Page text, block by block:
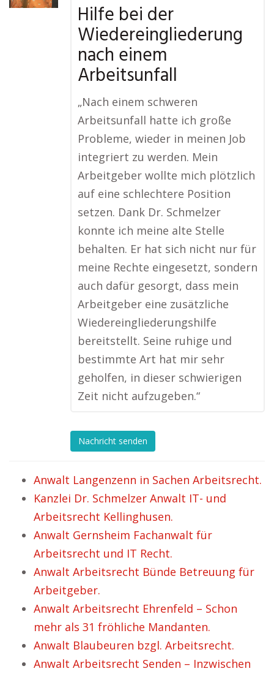
Hilfe bei der
Wiedereingliederung
nach einem
Arbeitsunfall
„Nach einem schweren
Arbeitsunfall hatte ich große
Probleme, wieder in meinen Job
integriert zu werden. Mein
Arbeitgeber wollte mich plötzlich
auf eine schlechtere Position
setzen. Dank Dr. Schmelzer
konnte ich meine alte Stelle
behalten. Er hat sich nicht nur für
meine Rechte eingesetzt, sondern
auch dafür gesorgt, dass mein
Arbeitgeber eine zusätzliche
Wiedereingliederungshilfe
bereitstellt. Seine ruhige und
bestimmte Art hat mir sehr
geholfen, in dieser schwierigen
Zeit nicht aufzugeben.“
Nachricht senden
Anwalt Langenzenn in Sachen Arbeitsrecht.
Kanzlei Dr. Schmelzer Anwalt IT- und
Arbeitsrecht Kellinghusen.
Anwalt Gernsheim Fachanwalt für
Arbeitsrecht und IT Recht.
Anwalt Arbeitsrecht Bünde Betreuung für
Arbeitgeber.
Anwalt Arbeitsrecht Ehrenfeld – Schon
mehr als 31 fröhliche Mandanten.
Anwalt Blaubeuren bzgl. Arbeitsrecht.
Anwalt Arbeitsrecht Senden – Inzwischen